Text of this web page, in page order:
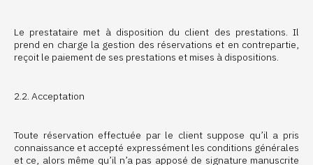
Le prestataire met à disposition du client des prestations. Il
prend en charge la gestion des réservations et en contrepartie,
reçoit le paiement de ses prestations et mises à dispositions.
2.2. Acceptation
Toute réservation effectuée par le client suppose qu’il a pris
connaissance et accepté expressément les conditions générales
et ce, alors même qu’il n’a pas apposé de signature manuscrite